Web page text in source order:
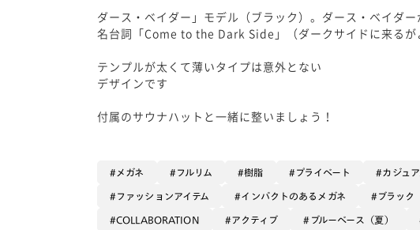
ダース・ベイダー」モデル（ブラック）。ダース・ベイダ
名台詞「Come to the Dark Side」（ダークサイドに来るが
テンプルが太くて薄いタイプは意外とない
デザインです
付属のサウナハットと一緒に整いましょう！
メガネ フルリム 樹脂 プライベート カジュ
ファッションアイテム インパクトのあるメガネ ブラック
COLLABORATION アクティブ ブルーベース（夏）